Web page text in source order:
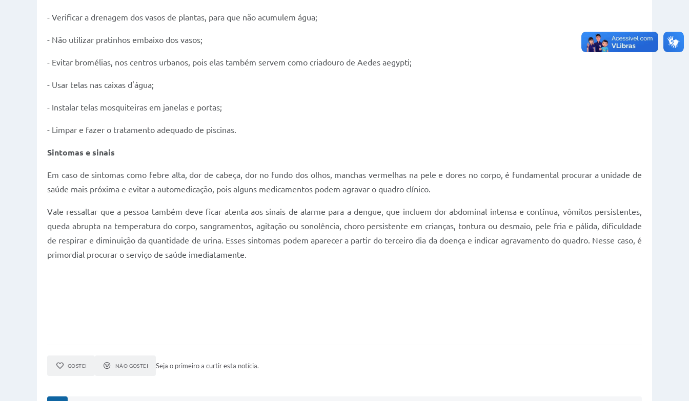
- Verificar a drenagem dos vasos de plantas, para que não acumulem água;
- Não utilizar pratinhos embaixo dos vasos;
- Evitar bromélias, nos centros urbanos, pois elas também servem como criadouro de Aedes aegypti;
- Usar telas nas caixas d'água;
- Instalar telas mosquiteiras em janelas e portas;
- Limpar e fazer o tratamento adequado de piscinas.
Sintomas e sinais
Em caso de sintomas como febre alta, dor de cabeça, dor no fundo dos olhos, manchas vermelhas na pele e dores no corpo, é fundamental procurar a unidade de
saúde mais próxima e evitar a automedicação, pois alguns medicamentos podem agravar o quadro clínico.
Vale ressaltar que a pessoa também deve ficar atenta aos sinais de alarme para a dengue, que incluem dor abdominal intensa e contínua, vômitos persistentes,
queda abrupta na temperatura do corpo, sangramentos, agitação ou sonolência, choro persistente em crianças, tontura ou desmaio, pele fria e pálida, dificuldade
de respirar e diminuição da quantidade de urina. Esses sintomas podem aparecer a partir do terceiro dia da doença e indicar agravamento do quadro. Nesse caso, é
primordial procurar o serviço de saúde imediatamente.
GOSTEI NÃO GOSTEI Seja o primeiro a curtir esta notícia.